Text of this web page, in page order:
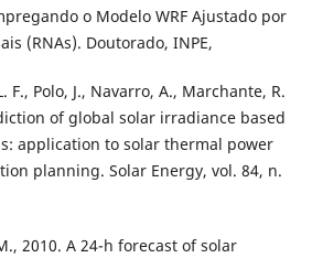
o Modelo WRF Ajustado por
(RNAs). Doutorado, INPE,
F., Polo, J., Navarro, A., Marchante, R.
of global solar irradiance based
application to solar thermal power
planning. Solar Energy, vol. 84, n.
2010. A 24-h forecast of solar